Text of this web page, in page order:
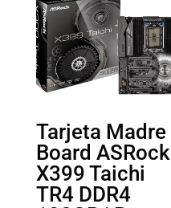
Tarjeta Madre
Board ASRock
X399 Taichi
TR4 DDR4